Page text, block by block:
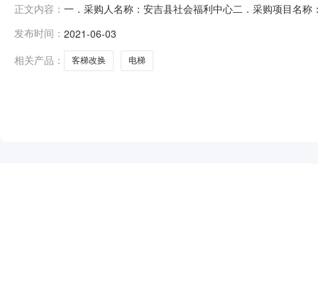
正文内容： 一．采购人名称：安吉县社会福利中心二．采购项目名
律效力，未涉及部分，仍以原招标文件为准，由此带来
发布时间： 2021-06-03
相关产品：
客梯改换 电梯